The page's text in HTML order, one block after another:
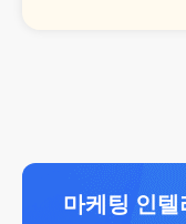
마케팅 인